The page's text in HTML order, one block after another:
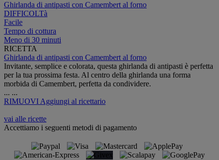
Ghirlanda di antipasti con Camembert al forno
DIFFICOLTà
Facile
Tempo di cottura
Meno di 30 minuti
RICETTA
Ghirlanda di antipasti con Camembert al forno
Invitante, semplice e colorata, questa ghirlanda di antipasti è perfetta
per la tua prossima festa. Al centro della ghirlanda una forma
morbida di Camembert, perfetta da condividere.
... ...
RIMUOVI Aggiungi al ricettario
vai alle ricette
Accettiamo i seguenti metodi di pagamento